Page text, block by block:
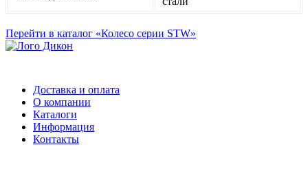
Перейти в каталог «Колесо серии STW»
Доставка и оплата
О компании
Каталоги
Информация
Контакты